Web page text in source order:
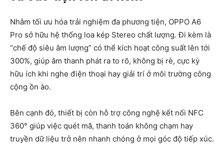
Nhằm tối ưu hóa trải nghiệm đa phương tiện, OPPO A6
Pro sở hữu hệ thống loa kép Stereo chất lượng. Đi kèm là
“chế độ siêu âm lượng” có thể kích hoạt công suất lên tới
300%, giúp âm thanh phát ra to rõ, không bị rè, cực kỳ
hữu ích khi nghe điện thoại hay giải trí ở môi trường công
cộng ồn ào.
Bên cạnh đó, thiết bị còn hỗ trợ công nghệ kết nối NFC
360° giúp việc quét mã, thanh toán không chạm hay
truyền dữ liệu trở nên nhanh chóng ở mọi góc độ tiếp xúc.